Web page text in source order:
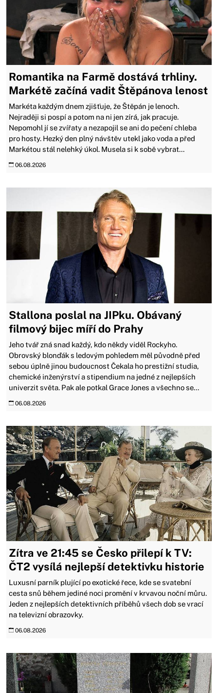
Romantika na Farmě dostává trhliny.
Markétě začíná vadit Štěpánova lenost
Markéta každým dnem zjišťuje, že Štěpán je lenoch.
Nejraději si pospí a potom na ni jen zírá, jak pracuje.
Nepomohl jí se zvířaty a nezapojil se ani do pečení chleba
pro hosty. Hezký den plný návštěv utekl jako voda a před
Markétou stál nelehký úkol. Musela si k sobě vybrat...
06.08.2026
Stallona poslal na JIPku. Obávaný
filmový bijec míří do Prahy
Jeho tvář zná snad každý, kdo někdy viděl Rockyho.
Obrovský blonďák s ledovým pohledem měl původně před
sebou úplně jinou budoucnost Čekala ho prestižní studia,
chemické inženýrství a stipendium na jedné z nejlepších
univerzit světa. Pak ale potkal Grace Jones a všechno se...
06.08.2026
Zítra ve 21:45 se Česko přilepí k TV:
ČT2 vysílá nejlepší detektivku historie
Luxusní parník plující po exotické řece, kde se svatební
cesta snů během jediné noci promění v krvavou noční můru.
Jeden z nejlepších detektivních příběhů všech dob se vrací
na televizní obrazovky.
06.08.2026